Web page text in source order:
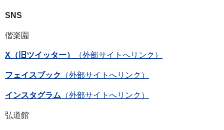
SNS
偕楽園
X（旧ツイッター） （外部サイトへリンク）
フェイスブック （外部サイトへリンク）
インスタグラム （外部サイトへリンク）
弘道館